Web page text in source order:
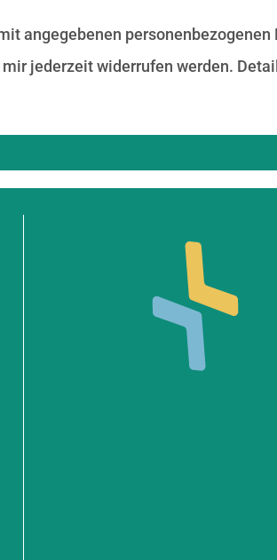
angegebenen
jederzeit widerrufen werden.